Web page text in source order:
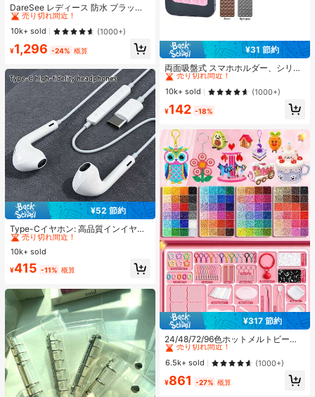
DareSee レディース 防水 プラット
フォーム 厚底サンダル オープントゥ
スリッポンシューズ 夏新作 チャンキ
ーハイヒール Y2Kスタイル 通学向け
売り切れ間近！
#1 ベストセラー
売り切れ間近！
#1 ベストセラー
売り切れ間近！
#1 ベストセラー
売り切れ間近！
10k+ sold (1000+)
¥1,296 -24% 概算
¥52 節約
Type-Cイヤホン: 高品質インイヤー
ヘッドホン、3ボタンインラインコ
ントロール内蔵、音楽再生、通話応
ーズ、Plus、Pro、Pro Maxモデル対
#1 ベストセラー
に エレクトロニクス
売り切れ間近！
#1 ベストセラー
売り切れ間近！
#1 ベストセラー
売り切れ間近！
#1 ベストセラー
10k+ sold
¥415 -11% 概算
¥31 節約
両面吸盤式 スマホホルダー、シリコ
ン製 滑り止め 洗える スマートフォ
ンブラケット ステッカー
#1 ベストセラー
に 吸引 携帯電話ホルダー
売り切れ間近！
#1 ベストセラー
売り切れ間近！
#1 ベストセラー
売り切れ間近！
#1 ベストセラー
売り切れ間近！
10k+ sold (1000+)
¥142 -18%
¥317 節約
24/48/72/96色ホットメルトビーズ
クリエイティブクラフトセット、ス
クエアペグボード、多層収納ボック
ス、アイロンペーパー、カラフルな
キーチェーン、装飾アクセサリー、
ハンギングロープ付き、DIY愛好家
#1 ベストセラー
に ジュエリー製作セット
売り切れ間近！
#1 ベストセラー
売り切れ間近！
#1 ベストセラー
売り切れ間近！
#1 ベストセラー
売り切れ間近！
6.5k+ sold (1000+)
¥861 -27% 概算